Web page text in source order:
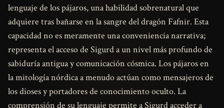
lenguaje de los pájaros, una habilidad sobrenatural que
adquiere tras bañarse en la sangre del dragón Fafnir. Esta
capacidad no es meramente una conveniencia narrativa;
representa el acceso de Sigurd a un nivel más profundo de
sabiduría antigua y comunicación cósmica. Los pájaros en
la mitología nórdica a menudo actúan como mensajeros de
los dioses y portadores de conocimiento oculto. La
comprensión de su lenguaje permite a Sigurd acceder a